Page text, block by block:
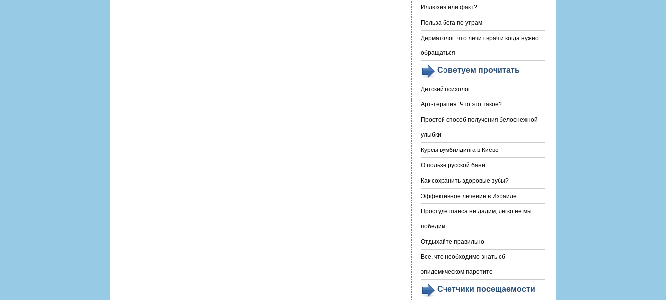
Иллюзия или факт?
Польза бега по утрам
Дерматолог: что лечит врач и когда нужно
обращаться
Советуем прочитать
Детский психолог
Арт-терапия. Что это такое?
Простой способ получения белоснежной
улыбки
Курсы вумбилдинга в Киеве
О пользе русской бани
Как сохранить здоровые зубы?
Эффективное лечение в Израиле
Простуде шанса не дадим, легко ее мы
победим
Отдыхайте правильно
Все, что необходимо знать об
эпидемическом паротите
Счетчики посещаемости